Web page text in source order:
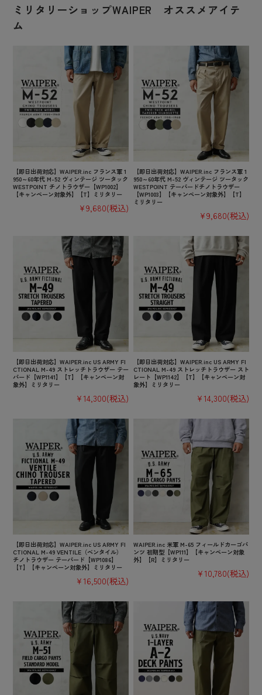
ミリタリーショップWAIPER オススメアイテ
ム
【即日出荷対応】WAIPER.inc フランス軍 1
950～60年代 M-52 ヴィンテージ ツータック
WESTPOINT チノトラウザー【WP1002】
【キャンペーン対象外】【T】ミリタリー
¥9,680(税込)
【即日出荷対応】WAIPER.inc フランス軍 1
950～60年代 M-52 ヴィンテージ ツータック
WESTPOINT テーパードチノトラウザー
【WP1003】【キャンペーン対象外】【T】
ミリタリー
¥9,680(税込)
【即日出荷対応】WAIPER.inc US ARMY FI
CTIONAL M-49 ストレッチトラウザー テー
パード【WP1141】【T】【キャンペーン対
象外】ミリタリー
¥14,300(税込)
【即日出荷対応】WAIPER.inc US ARMY FI
CTIONAL M-49 ストレッチトラウザー スト
レート【WP1142】【T】【キャンペーン対
象外】ミリタリー
¥14,300(税込)
【即日出荷対応】WAIPER.inc US ARMY FI
CTIONAL M-49 VENTILE（ベンタイル）
チノトラウザー テーパード【WP1086】
【T】【キャンペーン対象外】ミリタリー
¥16,500(税込)
WAIPER.inc 米軍 M-65 フィールドカーゴパ
ンツ 初期型【WP111】【キャンペーン対象
外】【R】ミリタリー
¥10,780(税込)